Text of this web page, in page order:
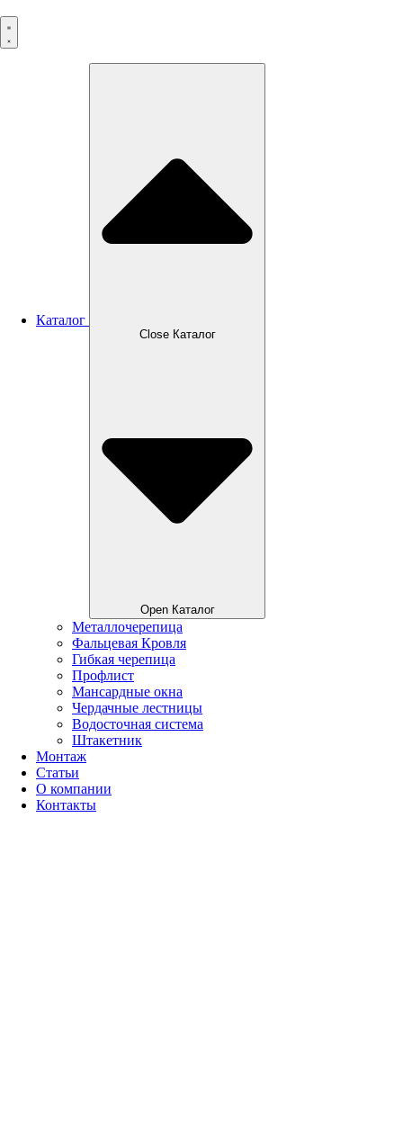
к
содержимому
Каталог
Close Каталог
Open Каталог
Металлочерепица
Фальцевая Кровля
Гибкая черепица
Профлист
Мансардные окна
Чердачные лестницы
Водосточная система
Штакетник
Монтаж
Статьи
О компании
Контакты